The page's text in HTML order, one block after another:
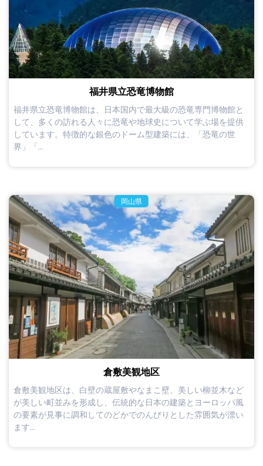
福井県立恐竜博物館
福井県立恐竜博物館は、日本国内で最大級の恐竜専門博物館と
して、多くの訪れる人々に恐竜や地球史について学ぶ場を提供
しています。特徴的な銀色のドーム型建築には、「恐竜の世
界」「...
岡山県
倉敷美観地区
倉敷美観地区は、白壁の蔵屋敷やなまこ壁、美しい柳並木など
が美しい町並みを形成し、伝統的な日本の建築とヨーロッパ風
の要素が見事に調和してのどかでのんびりとした雰囲気が漂い
ます...